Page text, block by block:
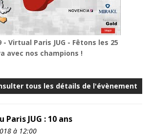
- Virtual Paris JUG - Fêtons les 25
avec nos champions !
tous les détails de l'évènement
JUG : 10 ans
à 12:00